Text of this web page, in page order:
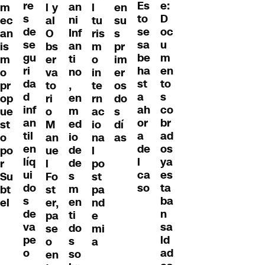
m
ec
an
is
m
o
pr
op
ue
st
o
po
r
Su
bt
el
re
s
de
se
gu
ri
da
d
inf
an
til
en
líq
ui
do
s
de
va
pe
o
l y
al
O
bs
er
va
to
ri
o
M
an
ue
l
Fo
st
er,
pa
se
o
en
an
ni
Inf
an
ti
no
,
en
m
ed
io
de
de
s
m
en
ti
do
s
so
l
tu
ris
m
o
in
te
rn
ac
io
na
l
po
st
pa
nd
e
mi
a
en
su
s
pr
im
er
os
do
s
dí
as
Es
to
se
sa
be
ha
st
a
ah
or
a
de
l
ca
so
e:
D
oc
u
m
en
to
s
co
br
ad
os
ya
es
ta
ba
n
sa
ld
ad